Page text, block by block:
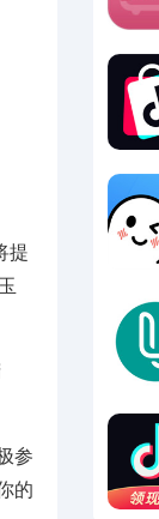
提
参
的